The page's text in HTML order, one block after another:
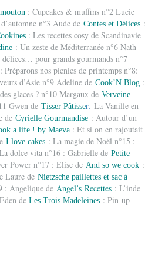
: Cupcakes & muffins n°2 Lucie
n°3 Aude de Contes et Délices :
: Les recettes cosy de Scandinavie
: Un zeste de Méditerranée n°6 Nath
délices… pour grands gourmands n°7
: Préparons nos picnics de printemps n°8:
d’Asie n°9 Adeline de Cook’N Blog :
glaces ? n°10 Margaux de Verveine
Gwen de Tisser Pâtisser: La Vanille en
de Cyrielle Gourmandise : Autour d’un
a life ! by Maeva : Et si on en rajoutait
I love cakes : La magie de Noël n°15 :
dolce vita n°16 : Gabrielle de Petite
Power n°17 : Elise de And so we cook :
Laure de Nietzsche paillettes et sac à
: Angelique de Angel’s Recettes : L’inde
de Les Trois Madeleines : Pin-up